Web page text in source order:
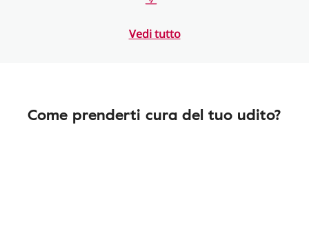
Vedi tutto
Come prenderti cura del tuo udito?